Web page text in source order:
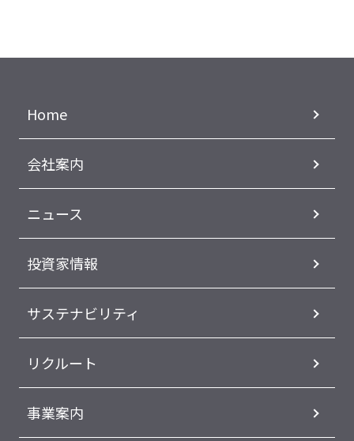
Home
会社案内
ニュース
投資家情報
サステナビリティ
リクルート
事業案内